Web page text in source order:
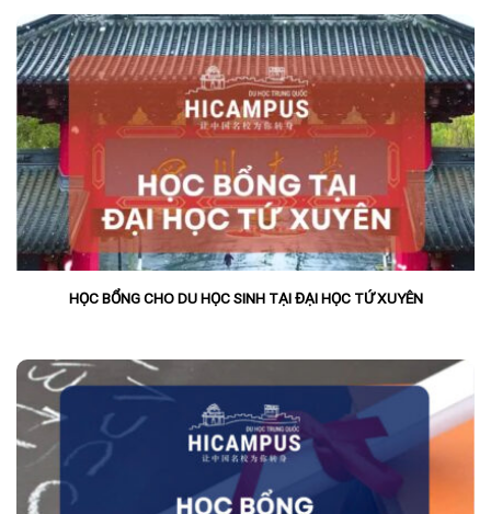
HỌC BỔNG CHO DU HỌC SINH TẠI ĐẠI HỌC TỨ XUYÊN